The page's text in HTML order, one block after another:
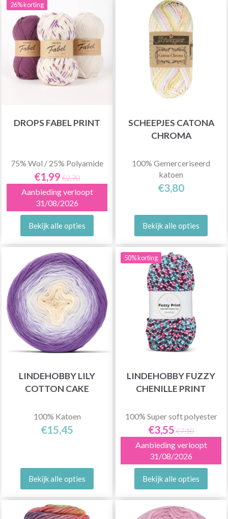
26% korting
DROPS FABEL PRINT
75% Wol / 25% Polyamide
€1,99 €2,70
Aanbieding verloopt
31/08/2026
Bekijk alle opties
SCHEEPJES CATONA
CHROMA
100% Gemerceriseerd
katoen
€3,80
Bekijk alle opties
LINDEHOBBY LILY
COTTON CAKE
100% Katoen
€15,45
Bekijk alle opties
50% korting
LINDEHOBBY FUZZY
CHENILLE PRINT
100% Super soft polyester
€3,55 €7,10
Aanbieding verloopt
31/08/2026
Bekijk alle opties